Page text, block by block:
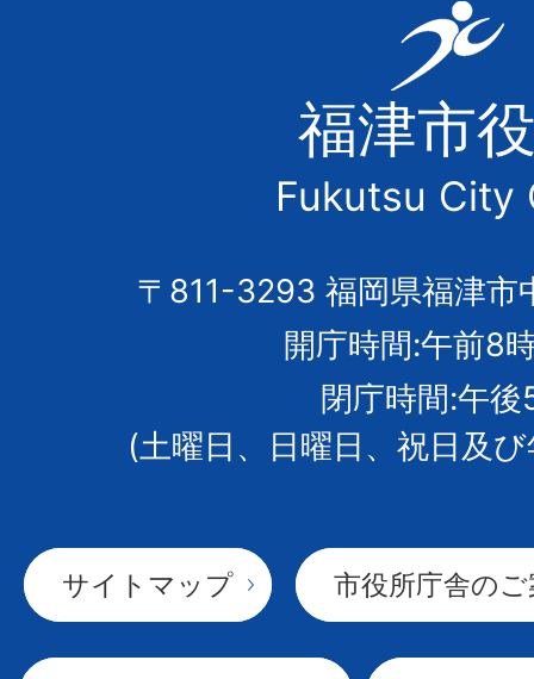
福
津
市
の
市
章
福津市
Fukutsu City
〒811-3293 福岡県福津市
開庁時間:午前8
閉庁時間:午後
(土曜日、日曜日、祝日及
サイトマップ 市役所庁舎の